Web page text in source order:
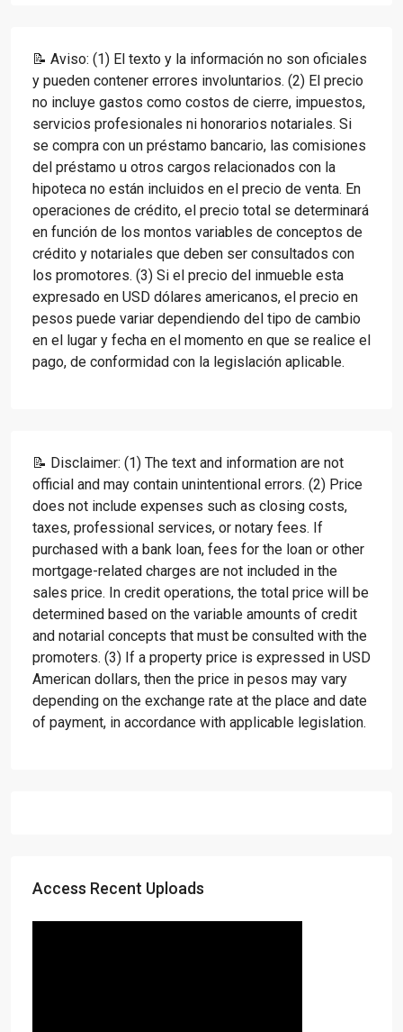
📝 Aviso: (1) El texto y la información no son oficiales
y pueden contener errores involuntarios. (2) El precio
no incluye gastos como costos de cierre, impuestos,
servicios profesionales ni honorarios notariales. Si
se compra con un préstamo bancario, las comisiones
del préstamo u otros cargos relacionados con la
hipoteca no están incluidos en el precio de venta. En
operaciones de crédito, el precio total se determinará
en función de los montos variables de conceptos de
crédito y notariales que deben ser consultados con
los promotores. (3) Si el precio del inmueble esta
expresado en USD dólares americanos, el precio en
pesos puede variar dependiendo del tipo de cambio
en el lugar y fecha en el momento en que se realice el
pago, de conformidad con la legislación aplicable.
📝 Disclaimer: (1) The text and information are not
official and may contain unintentional errors. (2) Price
does not include expenses such as closing costs,
taxes, professional services, or notary fees. If
purchased with a bank loan, fees for the loan or other
mortgage-related charges are not included in the
sales price. In credit operations, the total price will be
determined based on the variable amounts of credit
and notarial concepts that must be consulted with the
promoters. (3) If a property price is expressed in USD
American dollars, then the price in pesos may vary
depending on the exchange rate at the place and date
of payment, in accordance with applicable legislation.
Access Recent Uploads